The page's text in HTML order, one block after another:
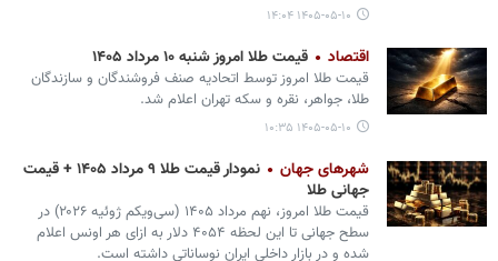
۱۴۰۵-۰۵-۱۰ ۱۴:۰۴
اقتصاد قیمت طلا امروز شنبه ۱۰ مرداد ۱۴۰۵
قیمت طلا امروز توسط اتحادیه صنف فروشندگان و سازندگان
طلا، جواهر، نقره و سکه تهران اعلام شد.
۱۴۰۵-۰۵-۱۰ ۱۰:۳۵
شهرهای جهان
نمودار قیمت طلا ۹ مرداد ۱۴۰۵ + قیمت
جهانی طلا
قیمت طلا امروز، نهم مرداد ۱۴۰۵ (‌سی‌ویکم ژوئیه ۲۰۲۶) در
سطح جهانی تا این لحظه ۴۰۵۴ دلار به ازای هر اونس اعلام
شده و در بازار داخلی ایران نوساناتی داشته است.